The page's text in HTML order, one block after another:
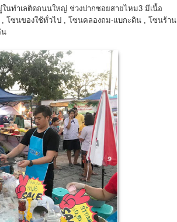
ในทำเลติดถนนใหญ่ ช่วงปากซอยสายไหม3 มีเนื้อ
โซนของใช้ทั่วไป , โซนคลองถม-แบกะดิน , โซนร้าน
น